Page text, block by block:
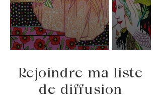
Rejoindre ma liste
de diffusion